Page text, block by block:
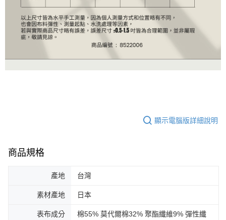
顯示電腦版詳細說明
商品規格
產地 台灣
素材產地 日本
表布成分
棉55% 莫代爾棉32% 聚酯纖維9% 彈性纖